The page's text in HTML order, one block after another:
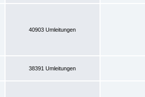
40903 Umleitungen
38391 Umleitungen